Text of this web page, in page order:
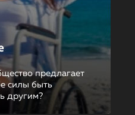
предлагает
силы быть
другим?